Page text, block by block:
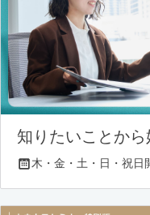
知りたいことか